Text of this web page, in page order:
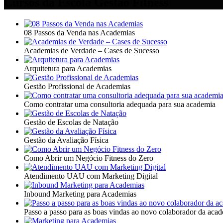
08 Passos da Venda nas Academias
Academias de Verdade – Cases de Sucesso
Arquitetura para Academias
Gestão Profissional de Academias
Como contratar uma consultoria adequada para sua academia
Gestão de Escolas de Natação
Gestão da Avaliação Física
Como Abrir um Negócio Fitness do Zero
Atendimento UAU com Marketing Digital
Inbound Marketing para Academias
Passo a passo para as boas vindas ao novo colaborador da